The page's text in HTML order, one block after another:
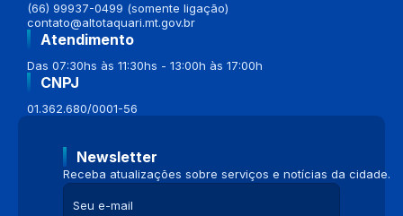
(66) 99937-0499 (somente ligação)
contato@altotaquari.mt.gov.br
Atendimento
Das 07:30hs às 11:30hs - 13:00h às 17:00h
CNPJ
01.362.680/0001-56
Newsletter
Receba atualizações sobre serviços e notícias da cidade.